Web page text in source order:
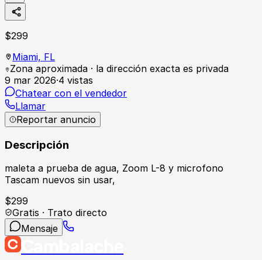
$299
Miami, FL
Zona aproximada · la dirección exacta es privada
9 mar 2026·4 vistas
Chatear con el vendedor
Llamar
Reportar anuncio
Descripción
maleta a prueba de agua, Zoom L-8 y microfono
Tascam nuevos sin usar,
$299
Gratis · Trato directo
Mensaje